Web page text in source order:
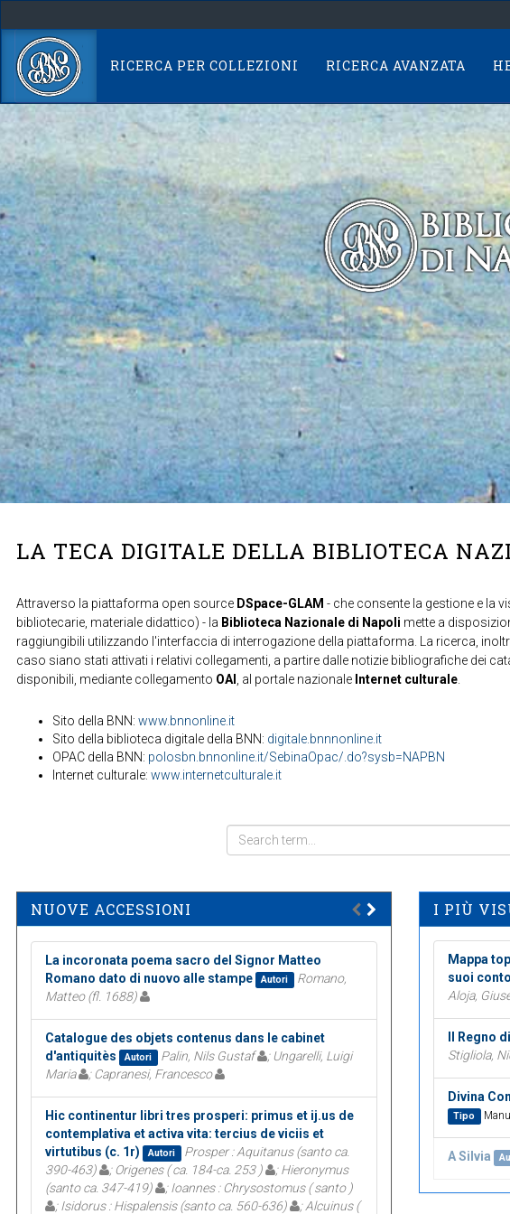
navigation
RICERCA PER COLLEZIONI RICERCA AVANZATA
LA TECA DIGITALE DELLA BIBLIOTECA
Attraverso la piattaforma open source DSpace-GLAM - che consente la gestione e la
bibliotecarie, materiale didattico) - la Biblioteca Nazionale di Napoli mette a
raggiungibili utilizzando l'interfaccia di interrogazione della piattaforma. La ricerca,
caso siano stati attivati i relativi collegamenti, a partire dalle notizie bibliografiche dei
disponibili, mediante collegamento OAI , al portale nazionale Internet culturale.
Sito della BNN: www.bnnonline.it
Sito della biblioteca digitale della BNN: digitale.bnnnonline.it
OPAC della BNN: polosbn.bnnonline.it/SebinaOpac/.do?sysb=NAPBN
Internet culturale: www.internetculturale.it
NUOVE ACCESSIONI
La incoronata poema sacro del Signor Matteo
Romano dato di nuovo alle stampe
Autori
Romano,
Matteo (fl. 1688)
Catalogue des objets contenus dans le cabinet
d'antiquitès
Autori Palin, Nils Gustaf
; Ungarelli, Luigi
Maria
; Capranesi, Francesco
Hic continentur libri tres prosperi: primus et ij.us de
contemplativa et activa vita: tercius de viciis et
virtutibus (c. 1r)
Autori
Prosper : Aquitanus (santo ca.
390-463)
; Origenes ( ca. 184-ca. 253 )
; Hieronymus
(santo ca. 347-419)
; Ioannes : Chrysostomus ( santo )
; Isidorus : Hispalensis (santo ca. 560-636)
; Alcuinus (
I PIÙ
Mappa
suoi
Aloja,
Il Regno
Stigliola,
Divina
Tipo
A Silvia